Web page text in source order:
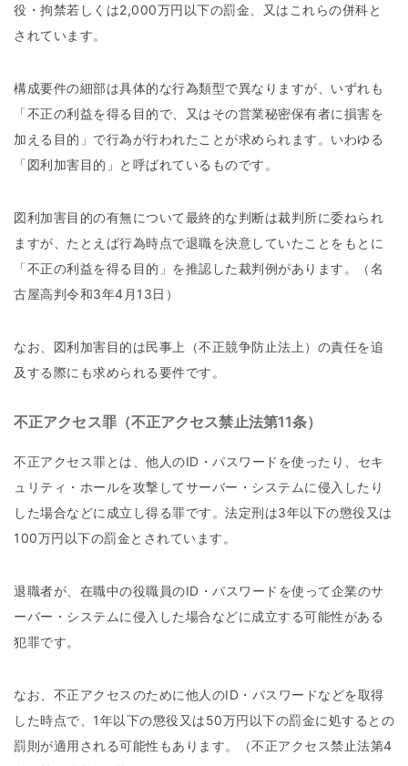
役・拘禁若しくは2,000万円以下の罰金、又はこれらの併科と
されています。
構成要件の細部は具体的な行為類型で異なりますが、いずれも
「不正の利益を得る目的で、又はその営業秘密保有者に損害を
加える目的」で行為が行われたことが求められます。いわゆる
「図利加害目的」と呼ばれているものです。
図利加害目的の有無について最終的な判断は裁判所に委ねられ
ますが、たとえば行為時点で退職を決意していたことをもとに
「不正の利益を得る目的」を推認した裁判例があります。（名
古屋高判令和3年4月13日）
なお、図利加害目的は民事上（不正競争防止法上）の責任を追
及する際にも求められる要件です。
不正アクセス罪（不正アクセス禁止法第11条）
不正アクセス罪とは、他人のID・パスワードを使ったり、セキ
ュリティ・ホールを攻撃してサーバー・システムに侵入したり
した場合などに成立し得る罪です。法定刑は3年以下の懲役又は
100万円以下の罰金とされています。
退職者が、在職中の役職員のID・パスワードを使って企業のサ
ーバー・システムに侵入した場合などに成立する可能性がある
犯罪です。
なお、不正アクセスのために他人のID・パスワードなどを取得
した時点で、1年以下の懲役又は50万円以下の罰金に処するとの
罰則が適用される可能性もあります。（不正アクセス禁止法第4